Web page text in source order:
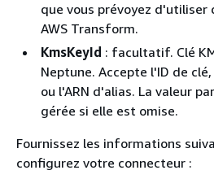
que vous prévoyez d'utiliser
AWS Transform.
KmsKeyId : facultatif. Clé
Neptune. Accepte l'ID de
ou l'ARN d'alias. La valeur
gérée si elle est omise.
Fournissez les informations
configurez votre connecteur :